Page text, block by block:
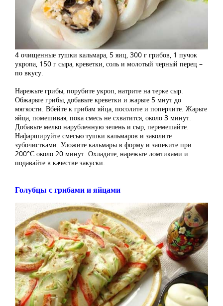
4 очищенные тушки кальмара, 5 яиц, 300 г грибов, 1 пучок
укропа, 150 г сыра, креветки, соль и молотый черный перец –
по вкусу.
Нарежьте грибы, порубите укроп, натрите на терке сыр.
Обжарьте грибы, добавьте креветки и жарьте 5 мнут до
мягкости. Вбейте к грибам яйца, посолите и поперчите. Жарьте
яйца, помешивая, пока смесь не схватится, около 3 минут.
Добавьте мелко нарубленную зелень и сыр, перемешайте.
Нафаршируйте смесью тушки кальмаров и заколите
зубочистками. Уложите кальмары в форму и запеките при
200°С около 20 минут. Охладите, нарежьте ломтиками и
подавайте в качестве закуски.
Голубцы с грибами и яйцами